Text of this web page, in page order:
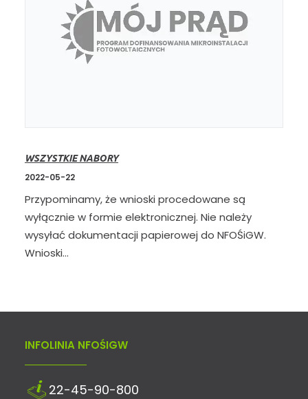
WSZYSTKIE NABORY
2022-05-22
Przypominamy, że wnioski procedowane są
wyłącznie w formie elektronicznej. Nie należy
wysyłać dokumentacji papierowej do NFOŚiGW.
Wnioski…
INFOLINIA NFOŚIGW
22-45-90-800